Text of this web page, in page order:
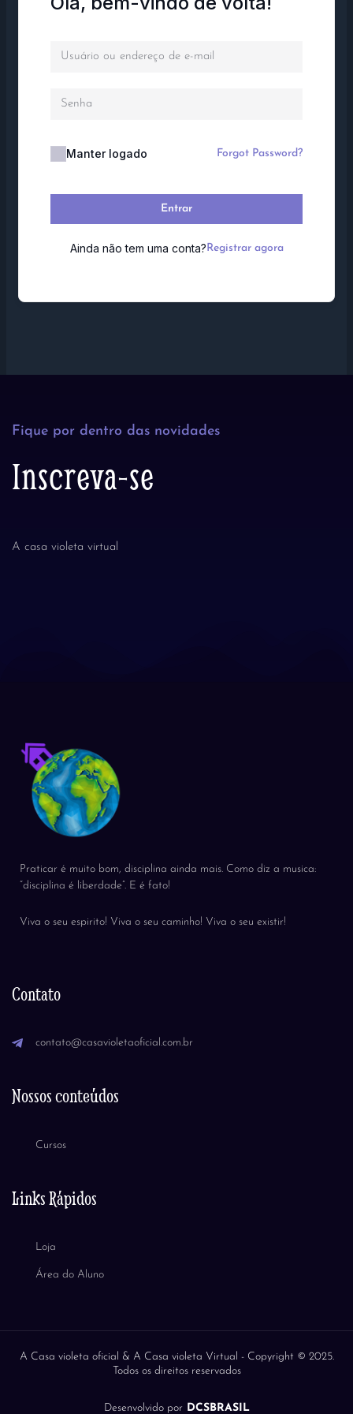
Manter logado Forgot Password?
Entrar
Ainda não tem uma conta? Registrar agora
Fique por dentro das novidades
Inscreva-se
A casa violeta virtual
Praticar é muito bom, disciplina ainda mais. Como diz a musica:
“disciplina é liberdade”. E é fato!
Viva o seu espirito! Viva o seu caminho! Viva o seu existir!
Contato
contato@casavioletaoficial.com.br
Nossos conteúdos
Cursos
Links Rápidos
Loja
Área do Aluno
A Casa violeta oficial & A Casa violeta Virtual - Copyright © 2025.
Todos os direitos reservados
Desenvolvido porDCSBRASIL